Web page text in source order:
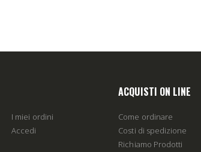
I miei ordini
Accedi
ACQUISTI ON LINE
Come ordinare
Costi di spedizione
Richiamo Prodotti